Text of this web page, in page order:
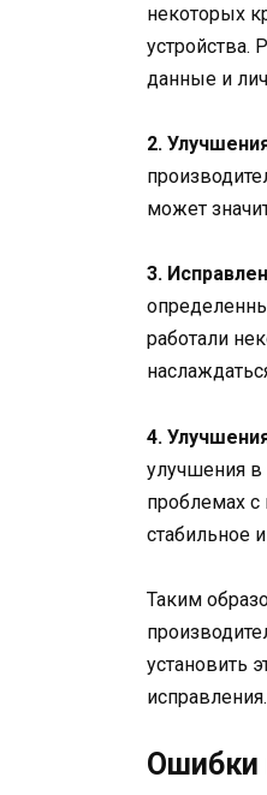
некоторых
устройства.
данные и
2.
может
3.
работали
4.
улучшения в
проблемах с
стабильное
Таким
установить
исправления.
Ошибки